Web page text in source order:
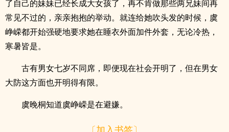
了自己的妹妹已经长成大女孩了，再不肯做那些两兄妹间再
常见不过的，亲亲抱抱的举动。就连给她吹头发的时候，虞
峥嵘都开始强硬地要求她在睡衣外面加件外套，无论冷热，
寒暑皆是。
古有男女七岁不同席，即便现在社会开明了，但在男女
大防这方面也开明得有限。
虞晚桐知道虞峥嵘是在避嫌。
〔加入书签〕